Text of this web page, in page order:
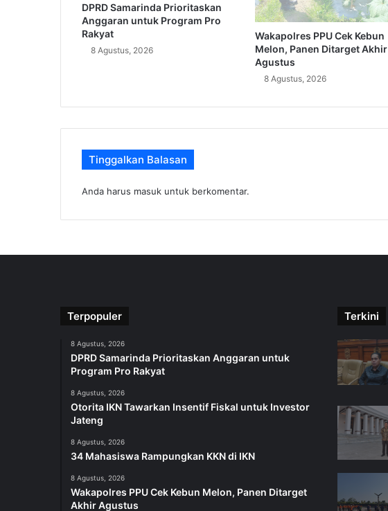
DPRD Samarinda Prioritaskan
Anggaran untuk Program Pro
Rakyat
8 Agustus, 2026
Wakapolres PPU Cek Kebun
Melon, Panen Ditarget Akhir
Agustus
8 Agustus, 2026
Tinggalkan Balasan
Anda harus masuk untuk berkomentar.
Terpopuler
8 Agustus, 2026
DPRD Samarinda Prioritaskan Anggaran untuk
Program Pro Rakyat
8 Agustus, 2026
Otorita IKN Tawarkan Insentif Fiskal untuk Investor
Jateng
8 Agustus, 2026
34 Mahasiswa Rampungkan KKN di IKN
8 Agustus, 2026
Wakapolres PPU Cek Kebun Melon, Panen Ditarget
Akhir Agustus
Terkini